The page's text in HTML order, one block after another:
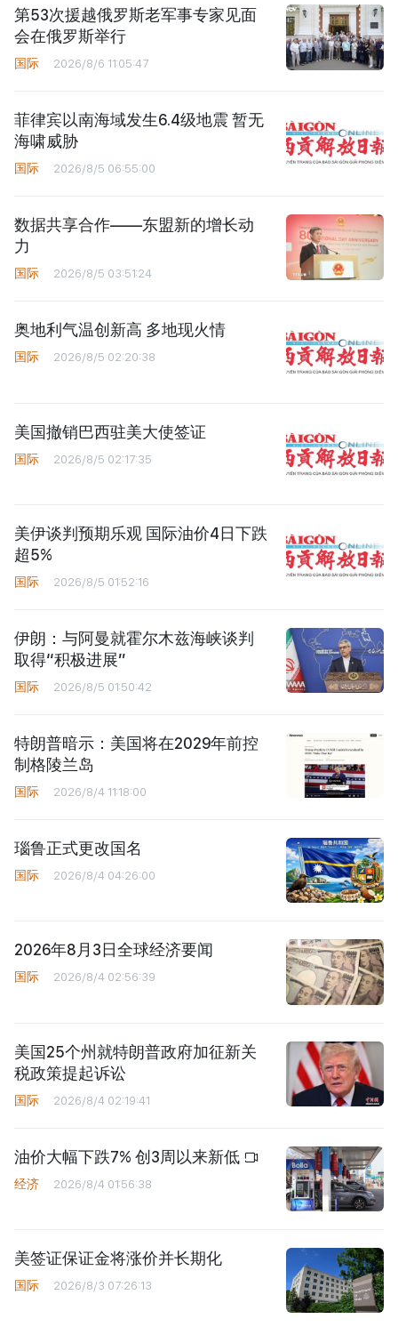
第53次援越俄罗斯老军事专家见面
会在俄罗斯举行
国际 2026/8/6 11:05:47
菲律宾以南海域发生6.4级地震 暂无
海啸威胁
国际 2026/8/5 06:55:00
数据共享合作——东盟新的增长动
力
国际 2026/8/5 03:51:24
奥地利气温创新高 多地现火情
国际 2026/8/5 02:20:38
美国撤销巴西驻美大使签证
国际 2026/8/5 02:17:35
美伊谈判预期乐观 国际油价4日下跌
超5%
国际 2026/8/5 01:52:16
伊朗：与阿曼就霍尔木兹海峡谈判
取得“积极进展”
国际 2026/8/5 01:50:42
特朗普暗示：美国将在2029年前控
制格陵兰岛
国际 2026/8/4 11:18:00
瑙鲁正式更改国名
国际 2026/8/4 04:26:00
2026年8月3日全球经济要闻
国际 2026/8/4 02:56:39
美国25个州就特朗普政府加征新关
税政策提起诉讼
国际 2026/8/4 02:19:41
油价大幅下跌7% 创3周以来新低
经济 2026/8/4 01:56:38
美签证保证金将涨价并长期化
国际 2026/8/3 07:26:13